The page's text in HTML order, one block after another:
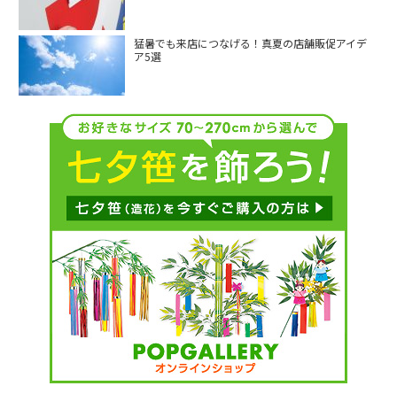
猛暑でも来店につなげる！真夏の店舗販促アイデ
ア5選